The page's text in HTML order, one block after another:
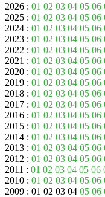
2026 : 01 02 03 04 05 06
2025 : 01 02 03 04 05 06
2024 : 01 02 03 04 05 06
2023 : 01 02 03 04 05 06
2022 : 01 02 03 04 05 06
2021 : 01 02 03 04 05 06
2020 : 01 02 03 04 05 06
2019 : 01 02 03 04 05 06
2018 : 01 02 03 04 05 06
2017 : 01 02 03 04 05 06
2016 : 01 02 03 04 05 06
2015 : 01 02 03 04 05 06
2014 : 01 02 03 04 05 06
2013 : 01 02 03 04 05 06
2012 : 01 02 03 04 05 06
2011 : 01 02 03 04 05 06
2010 : 01 02 03 04 05 06
2009 : 01 02 03 04 05 06